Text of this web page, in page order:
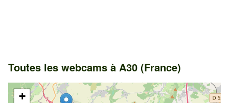
Toutes les webcams à A30 (France)
+